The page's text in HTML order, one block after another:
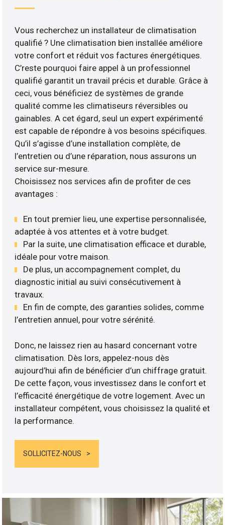
Vous recherchez un installateur de climatisation
qualifié ? Une climatisation bien installée améliore
votre confort et réduit vos factures énergétiques.
C’reste pourquoi faire appel à un professionnel
qualifié garantit un travail précis et durable. Grâce à
ceci, vous bénéficiez de systèmes de grande
qualité comme les climatiseurs réversibles ou
gainables. A cet égard, seul un expert expérimenté
est capable de répondre à vos besoins spécifiques.
Qu’il s’agisse d’une installation complète, de
l’entretien ou d’une réparation, nous assurons un
service sur-mesure.
Choisissez nos services afin de profiter de ces
avantages :
En tout premier lieu, une expertise personnalisée,
adaptée à vos attentes et à votre budget.
Par la suite, une climatisation efficace et durable,
idéale pour votre maison.
De plus, un accompagnement complet, du
diagnostic initial au suivi consécutivement à
travaux.
En fin de compte, des garanties solides, comme
l’entretien annuel, pour votre sérénité.
Donc, ne laissez rien au hasard concernant votre
climatisation. Dès lors, appelez-nous dès
aujourd’hui afin de bénéficier d’un chiffrage gratuit.
De cette façon, vous investissez dans le confort et
l’efficacité énergétique de votre logement. Avec un
installateur compétent, vous choisissez la qualité et
la performance.
SOLLICITEZ-NOUS